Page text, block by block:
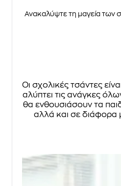
Ανακαλύψτε τη μαγεία των
Οι σχολικές τσάντες
καλύπτει τις ανάγκες
θα ενθουσιάσουν τα
αλλά και σε διάφορα